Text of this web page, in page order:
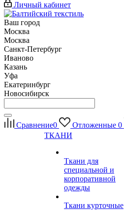
Личный кабинет
Ваш город
Москва
Москва
Санкт-Петербург
Иваново
Казань
Уфа
Екатеринбург
Новосибирск
Сравнение0 Отложенные 0
ТКАНИ
Ткани для
специальной и
корпоративной
одежды
Ткани курточные